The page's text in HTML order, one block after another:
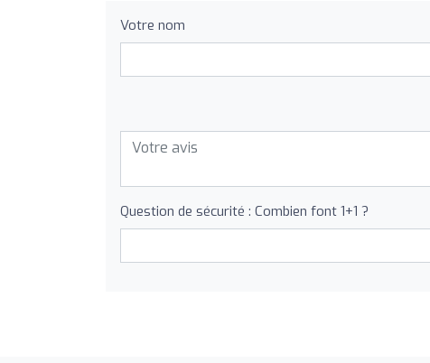
Votre nom
Question de sécurité : Combien font 1+1 ?